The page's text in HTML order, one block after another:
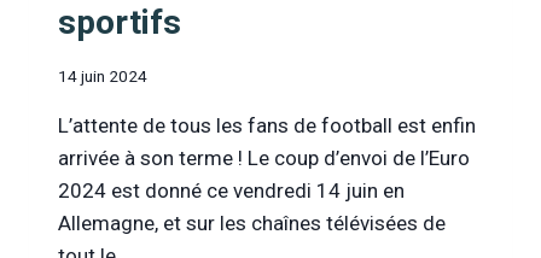
sportifs
14 juin 2024
L’attente de tous les fans de football est enfin
arrivée à son terme ! Le coup d’envoi de l’Euro
2024 est donné ce vendredi 14 juin en
Allemagne, et sur les chaînes télévisées de